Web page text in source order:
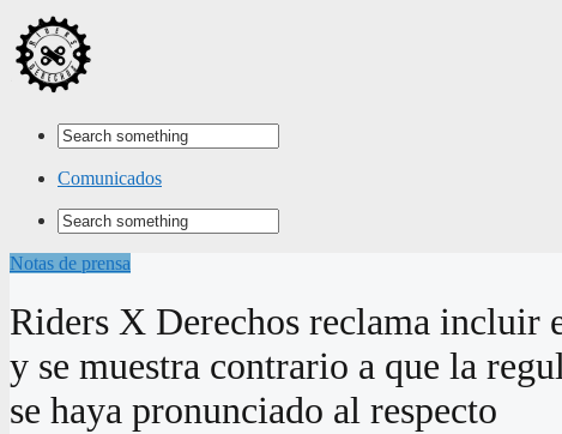
Comunicados
Notas de prensa
Riders X Derechos reclama incluir
y se muestra contrario a que la
se haya pronunciado al respecto